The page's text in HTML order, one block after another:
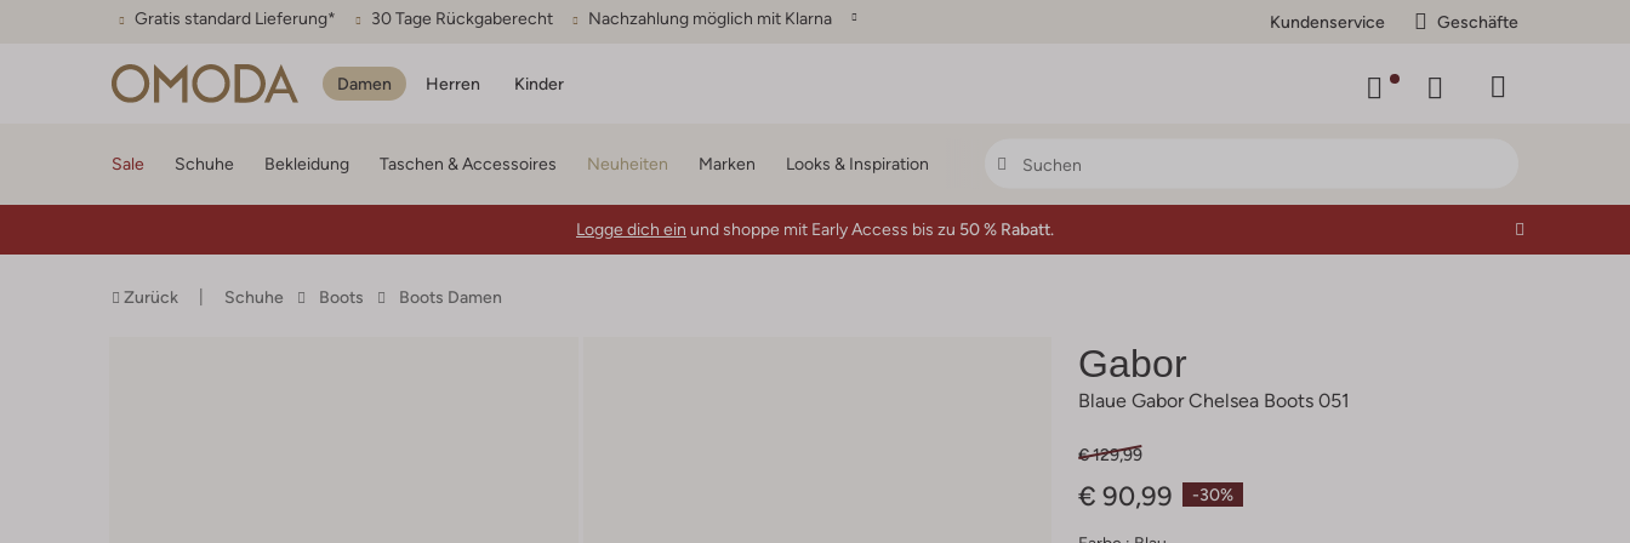
Gratis standard Lieferung* 30 Tage Rückgaberecht Nachzahlung möglich mit Klarna Kundenservice Geschäfte
Damen Herren Kinder
Sale Schuhe Bekleidung Taschen & Accessoires Neuheiten Marken Looks & Inspiration
Logge dich ein und shoppe mit Early Access bis zu 50 % Rabatt.
Zurück Schuhe Boots Boots Damen
Gabor
Blaue Gabor Chelsea Boots 051
-30%
€ 129,99
€ 90,99